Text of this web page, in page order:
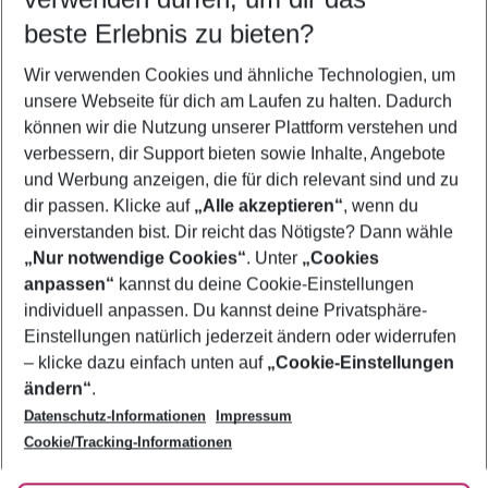
5-8 Nächte
2 Erwachsene Keine Kinder
Mehr Filter anzeigen
Footer
Footer navigation
Über uns
AGB
Bestpreisgarantie
Cookie-Einstellungen ändern
Cookie-Richtlinie
Agenturbetreuung
Barrierefreies Reisen
Folge uns
beste Erlebnis zu bieten?
Wir verwenden Cookies und ähnliche Technologien, um
unsere Webseite für dich am Laufen zu halten. Dadurch
können wir die Nutzung unserer Plattform verstehen und
verbessern, dir Support bieten sowie Inhalte, Angebote
und Werbung anzeigen, die für dich relevant sind und zu
dir passen. Klicke auf „Alle akzeptieren“, wenn du
einverstanden bist. Dir reicht das Nötigste? Dann wähle
„Nur notwendige Cookies“. Unter „Cookies
anpassen“ kannst du deine Cookie-Einstellungen
individuell anpassen. Du kannst deine Privatsphäre-
Einstellungen natürlich jederzeit ändern oder widerrufen
– klicke dazu einfach unten auf „Cookie-Einstellungen
ändern“.
Datenschutz-Informationen
Impressum
Cookie/Tracking-Informationen